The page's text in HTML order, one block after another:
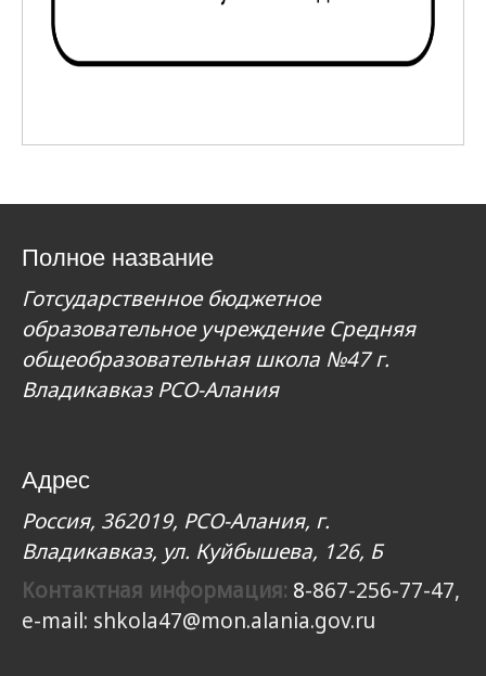
Полное название
Готсударственное бюджетное
образовательное учреждение Средняя
общеобразовательная школа №47 г.
Владикавказ РСО-Алания
Адрес
Россия, 362019, РСО-Алания, г.
Владикавказ, ул. Куйбышева, 126, Б
Контактная информация: 8-867-256-77-47,
e-mail: shkola47@mon.alania.gov.ru